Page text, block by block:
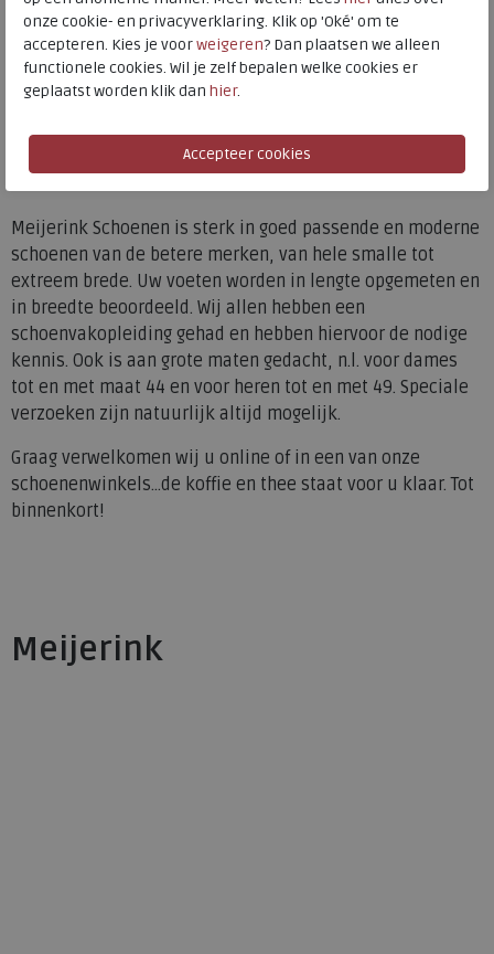
uw voeten intensief? Hebt u gevoelige voeten of moeilijke
voeten? Dan zijn de meest dempende schoenen ter
wereld, deJoya schoeneneen uitkomst. U
vindt bij Meijerink Schoenen ook de
FitFlop collectievan Nederland in onze complete FitFlop
shop-in-shop. Kortom, Meijerink Schoenen biedt u een
Meijerink Schoenen is sterk in goed passende en moderne
schoenen van de betere merken, van hele smalle tot
extreem brede. Uw voeten worden in lengte opgemeten en
in breedte beoordeeld. Wij allen hebben een
schoenvakopleiding gehad en hebben hiervoor de nodige
kennis. Ook is aan grote maten gedacht, n.l. voor dames
tot en met maat 44 en voor heren tot en met 49. Speciale
verzoeken zijn natuurlijk altijd mogelijk.
Graag verwelkomen wij u online of in een van onze
schoenenwinkels...de koffie en thee staat voor u klaar. Tot
binnenkort!
Meijerink
onze cookie- en privacyverklaring. Klik op 'Oké' om te
accepteren. Kies je voorweigeren? Dan plaatsen we alleen
functionele cookies. Wil je zelf bepalen welke cookies er
geplaatst worden klik dan hier.